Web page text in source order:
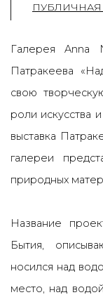
Галерея Anna
Патракеева
свою
роли искусства
выставка
галереи
природных
Название
Бытия,
носился над
место, над